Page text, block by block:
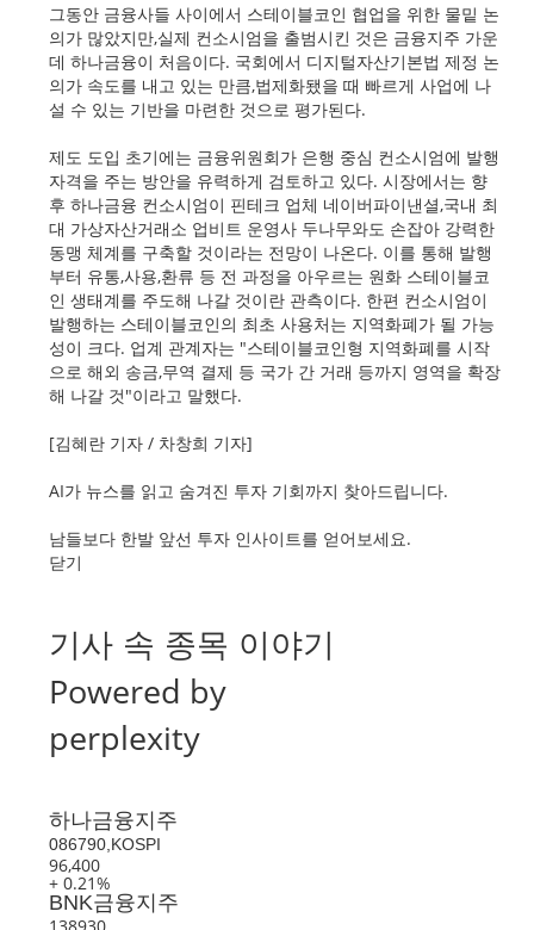
그동안 금융사들 사이에서 스테이블코인 협업을 위한 물밑 논
의가 많았지만,실제 컨소시엄을 출범시킨 것은 금융지주 가운
데 하나금융이 처음이다. 국회에서 디지털자산기본법 제정 논
의가 속도를 내고 있는 만큼,법제화됐을 때 빠르게 사업에 나
설 수 있는 기반을 마련한 것으로 평가된다.
제도 도입 초기에는 금융위원회가 은행 중심 컨소시엄에 발행
자격을 주는 방안을 유력하게 검토하고 있다. 시장에서는 향
후 하나금융 컨소시엄이 핀테크 업체 네이버파이낸셜,국내 최
대 가상자산거래소 업비트 운영사 두나무와도 손잡아 강력한
동맹 체계를 구축할 것이라는 전망이 나온다. 이를 통해 발행
부터 유통,사용,환류 등 전 과정을 아우르는 원화 스테이블코
인 생태계를 주도해 나갈 것이란 관측이다. 한편 컨소시엄이
발행하는 스테이블코인의 최초 사용처는 지역화폐가 될 가능
성이 크다. 업계 관계자는 "스테이블코인형 지역화폐를 시작
으로 해외 송금,무역 결제 등 국가 간 거래 등까지 영역을 확장
해 나갈 것"이라고 말했다.
[김혜란 기자 / 차창희 기자]
AI가 뉴스를 읽고 숨겨진 투자 기회까지 찾아드립니다.
남들보다 한발 앞선 투자 인사이트를 얻어보세요.
닫기
기사 속 종목 이야기
Powered by
perplexity
하나금융지주
086790,KOSPI
96,400
+ 0.21%
BNK금융지주
138930,